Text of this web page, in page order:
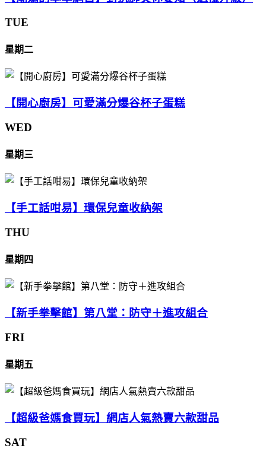
TUE
星期二
【開心廚房】可愛滿分爆谷杯子蛋糕
WED
星期三
【手工話咁易】環保兒童收納架
THU
星期四
【新手拳擊館】第八堂：防守＋進攻組合
FRI
星期五
【超級爸媽食買玩】網店人氣熱賣六款甜品
SAT